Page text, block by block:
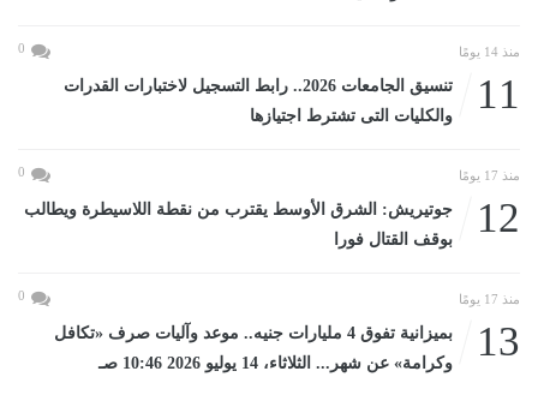
منذ 14 يومًا 0
11
تنسيق الجامعات 2026.. رابط التسجيل لاختبارات القدرات
والكليات التى تشترط اجتيازها
منذ 17 يومًا 0
12
جوتيريش: الشرق الأوسط يقترب من نقطة اللاسيطرة ويطالب
بوقف القتال فورا
منذ 17 يومًا 0
13
بميزانية تفوق 4 مليارات جنيه.. موعد وآليات صرف «تكافل
وكرامة» عن شهر... الثلاثاء، 14 يوليو 2026 10:46 صـ